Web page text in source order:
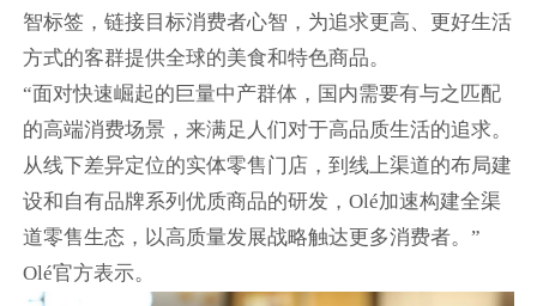
智标签，链接目标消费者心智，为追求更高、更好生活
方式的客群提供全球的美食和特色商品。
“面对快速崛起的巨量中产群体，国内需要有与之匹配
的高端消费场景，来满足人们对于高品质生活的追求。
从线下差异定位的实体零售门店，到线上渠道的布局建
设和自有品牌系列优质商品的研发，Olé加速构建全渠
道零售生态，以高质量发展战略触达更多消费者。”
Olé官方表示。